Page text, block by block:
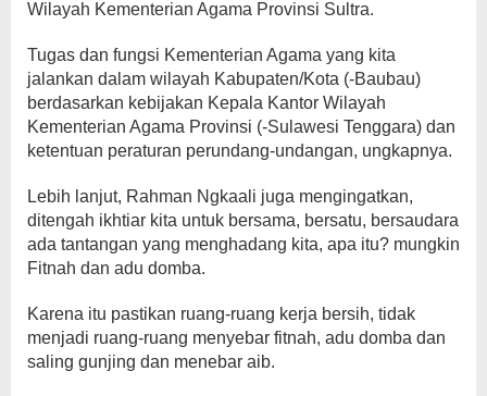
Wilayah Kementerian Agama Provinsi Sultra.
Tugas dan fungsi Kementerian Agama yang kita
jalankan dalam wilayah Kabupaten/Kota (-Baubau)
berdasarkan kebijakan Kepala Kantor Wilayah
Kementerian Agama Provinsi (-Sulawesi Tenggara) dan
ketentuan peraturan perundang-undangan, ungkapnya.
Lebih lanjut, Rahman Ngkaali juga mengingatkan,
ditengah ikhtiar kita untuk bersama, bersatu, bersaudara
ada tantangan yang menghadang kita, apa itu? mungkin
Fitnah dan adu domba.
Karena itu pastikan ruang-ruang kerja bersih, tidak
menjadi ruang-ruang menyebar fitnah, adu domba dan
saling gunjing dan menebar aib.